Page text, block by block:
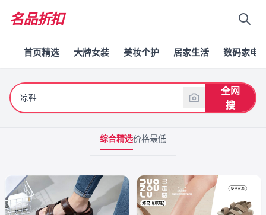
名品折扣
首页精选 大牌女装 美妆个护 居家生活 数码家电
全网
搜
综合精选价格最低